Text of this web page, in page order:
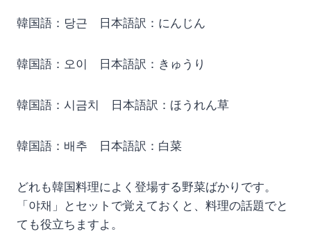
韓国語：당근 日本語訳：にんじん
韓国語：오이 日本語訳：きゅうり
韓国語：시금치 日本語訳：ほうれん草
韓国語：배추 日本語訳：白菜
どれも韓国料理によく登場する野菜ばかりです。
「야채」とセットで覚えておくと、料理の話題でと
ても役立ちますよ。